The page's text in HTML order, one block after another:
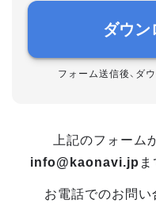
ダウン
フォーム送信後、ダ
上記のフォーム
info@kaonavi.jp
お電話でのお問い